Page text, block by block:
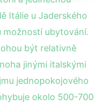
Itálie u Jaderského
možností ubytování.
být relativně
jinými italskými
jednopokojového
okolo 500-700